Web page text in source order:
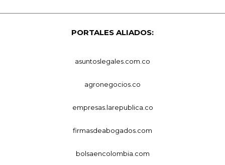
PORTALES ALIADOS:
asuntoslegales.com.co
agronegocios.co
empresas.larepublica.co
firmasdeabogados.com
bolsaencolombia.com